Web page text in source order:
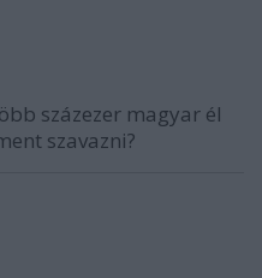
százezer magyar él
szavazni?